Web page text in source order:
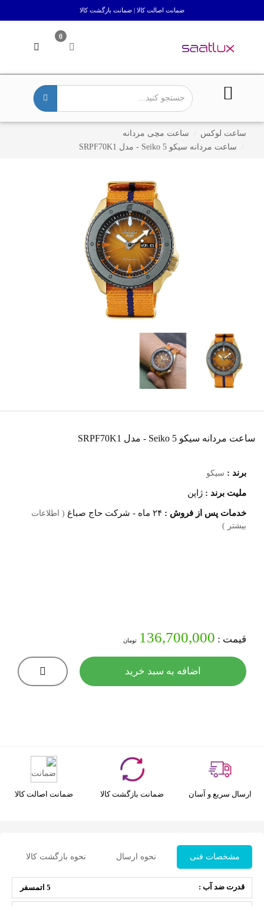
ضمانت اصالت کالا | ضمانت بازگشت کالا
0
ساعت لوکس
ساعت مچی مردانه
ساعت مردانه سیکو 5 Seiko - مدل SRPF70K1
ساعت مردانه سیکو 5 Seiko - مدل SRPF70K1
برند : سیکو
ملیت برند : ژاپن
خدمات پس از فروش : ۲۴ ماه - شرکت حاج صباغ ( اطلاعات
بیشتر )
قیمت : 136,700,000 تومان
اضافه به سبد خرید
ارسال سریع و آسان ضمانت بازگشت کالا ضمانت اصالت کالا
مشخصات فنی نحوه ارسال نحوه بازگشت کالا
قدرت ضد آب : 5 اتمسفر